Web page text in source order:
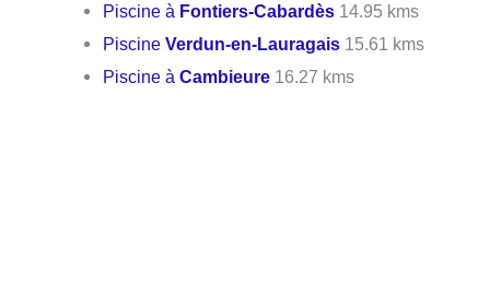
Piscine à Fontiers-Cabardès 14.95 kms
PiscineVerdun-en-Lauragais 15.61 kms
Piscine àCambieure 16.27 kms